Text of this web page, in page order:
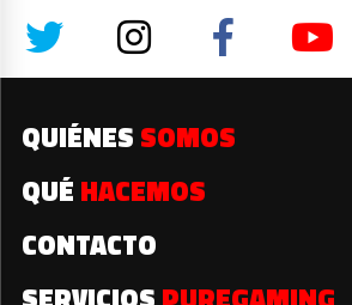
QUIÉNES SOMOS
QUÉ HACEMOS
CONTACTO